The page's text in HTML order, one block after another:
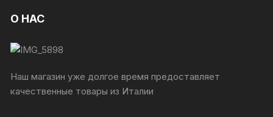
О НАС
Наш магазин уже долгое время предоставляет
качественные товары из Италии